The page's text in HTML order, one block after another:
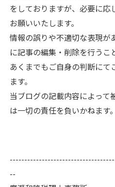
をしておりますが、必要に応
お願いいたします。
情報の誤りや不適切な表現が
に記事の編集・削除を行うこ
あくまでもご自身の判断にて
ます。
当ブログの記載内容によって
は一切の責任を負いかねます
--